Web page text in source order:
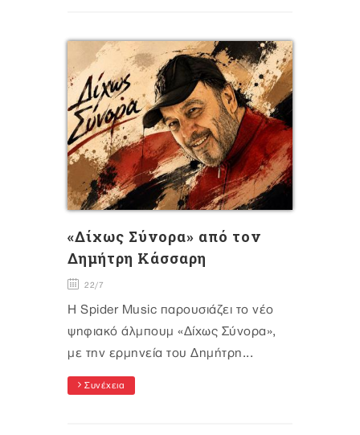
«Δίχως Σύνορα» από τον
Δημήτρη Κάσσαρη
22/7
Η Spider Music παρουσιάζει το νέο
ψηφιακό άλμπουμ «Δίχως Σύνορα»,
με την ερμηνεία του Δημήτρη...
Συνέχεια